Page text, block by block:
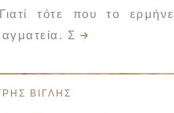
τότε που το
Σ
ΒΙΓΛΗΣ